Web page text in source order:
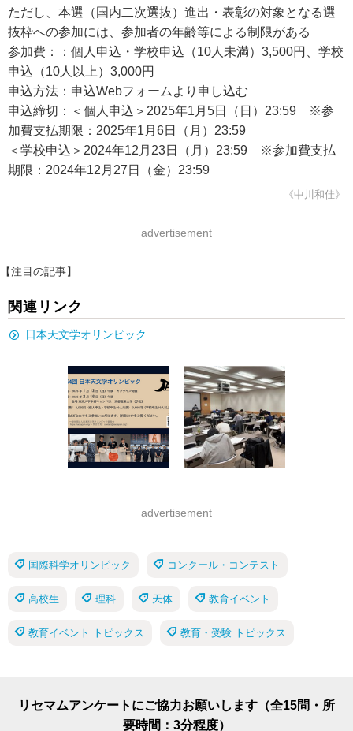
ただし、本選（国内二次選抜）進出・表彰の対象となる選
抜枠への参加には、参加者の年齢等による制限がある
参加費：：個人申込・学校申込（10人未満）3,500円、学校
申込（10人以上）3,000円
申込方法：申込Webフォームより申し込む
申込締切：＜個人申込＞2025年1月5日（日）23:59 ※参
加費支払期限：2025年1月6日（月）23:59
＜学校申込＞2024年12月23日（月）23:59 ※参加費支払
期限：2024年12月27日（金）23:59
《中川和佳》
advertisement
【注目の記事】
関連リンク
日本天文学オリンピック
advertisement
国際科学オリンピック コンクール・コンテスト
高校生 理科 天体 教育イベント
教育イベント トピックス 教育・受験 トピックス
リセマムアンケートにご協力お願いします（全15問・所
要時間：3分程度）